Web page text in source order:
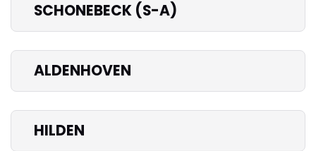
SCHONEBECK (S-A)
ALDENHOVEN
HILDEN